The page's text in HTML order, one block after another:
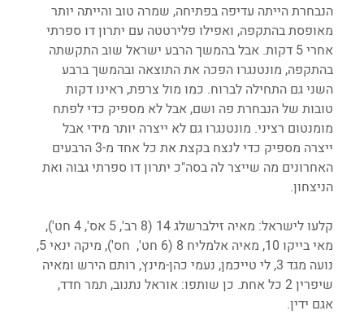
הנבחרת הייתה עדיפה בפתיחה, שמרה טוב והייתה יותר
מאופסת בהתקפה, ואפילו פלירטטה עם יתרון דו ספרתי
אחרי 5 דקות. אבל בהמשך הרבע ישראל שוב התקשתה
בהתקפה, מונטנגרו הפכה את התוצאה ובהמשך ברבע
השני גם התחילה לברוח. כמו מול צרפת, ראינו דקות
טובות של הנבחרת פה ושם, אבל לא מספיק כדי לפתח
מומנטום רציני. מונטנגרו גם לא ייצרה יותר מידי אבל
ייצרה מספיק כדי לנצח בקצת את כל אחד מ-3 הרבעים
האחרונים מה שייצר לה בסה"כ יתרון דו ספרתי גבוה ואת
הניצחון.
קלעו לישראל: מאיה זילברשלג 14 (8 רב', 5 אס', 4 חט'),
מאי בייקו 10, מאיה אלמליח 8 (6 חט',  חס'), מיקה ינאי 5,
נועה מגד 3, לי טייכמן, נעמי כהן-מינץ, רותם הירש ומאיה
שיפרין 2 כל אחת. כן שותפו: אוראל נתנוב, תמר חדד,
אגם ידין.